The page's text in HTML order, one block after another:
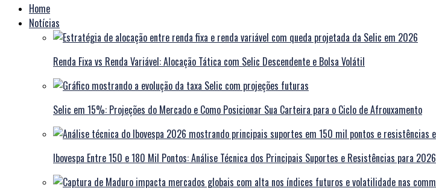
Home
Notícias
Renda Fixa vs Renda Variável: Alocação Tática com Selic Descendente e Bolsa Volátil
Selic em 15%: Projeções do Mercado e Como Posicionar Sua Carteira para o Ciclo de Afrouxamento
Ibovespa Entre 150 e 180 Mil Pontos: Análise Técnica dos Principais Suportes e Resistências para 2026